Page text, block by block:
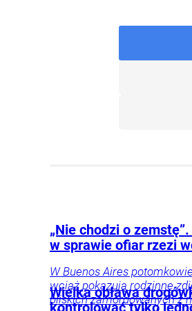
„Nie chodzi o
w sprawie ofiar rzezi
W Buenos Aires
wciąż pokazują rodzinne
bliskich zamordowanych z
Wielka obława
kontrolować tylko